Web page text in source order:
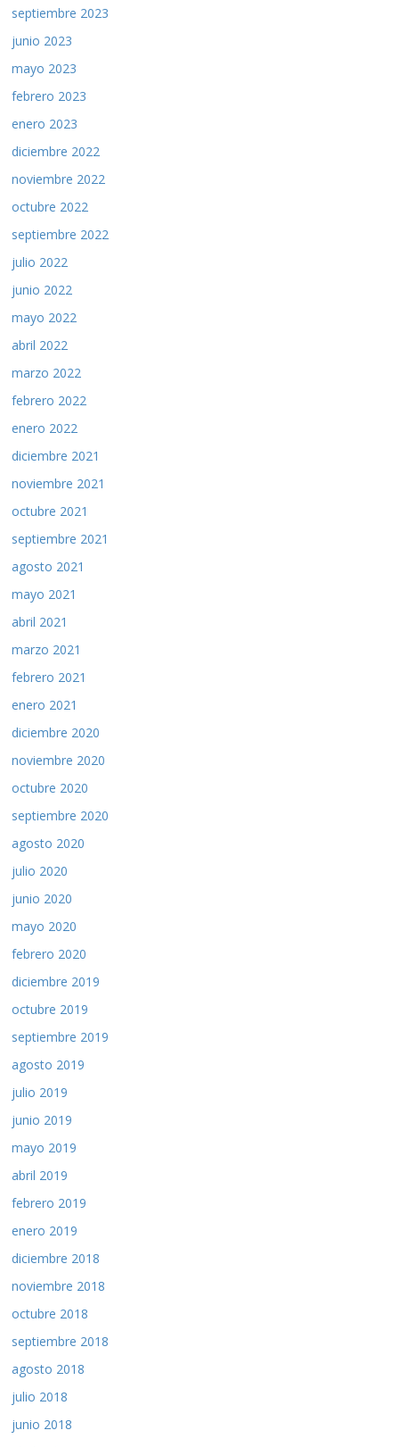
septiembre 2023
junio 2023
mayo 2023
febrero 2023
enero 2023
diciembre 2022
noviembre 2022
octubre 2022
septiembre 2022
julio 2022
junio 2022
mayo 2022
abril 2022
marzo 2022
febrero 2022
enero 2022
diciembre 2021
noviembre 2021
octubre 2021
septiembre 2021
agosto 2021
mayo 2021
abril 2021
marzo 2021
febrero 2021
enero 2021
diciembre 2020
noviembre 2020
octubre 2020
septiembre 2020
agosto 2020
julio 2020
junio 2020
mayo 2020
febrero 2020
diciembre 2019
octubre 2019
septiembre 2019
agosto 2019
julio 2019
junio 2019
mayo 2019
abril 2019
febrero 2019
enero 2019
diciembre 2018
noviembre 2018
octubre 2018
septiembre 2018
agosto 2018
julio 2018
junio 2018